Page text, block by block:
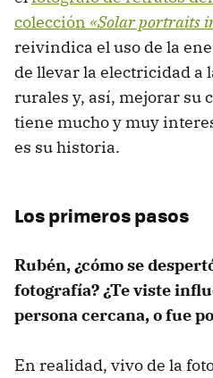
colección «Solar portraits
reivindica el uso de la
de llevar la electricidad a
rurales y, así, mejorar su
tiene mucho y muy
es su historia.
Los primeros pasos
Rubén, ¿cómo se
fotografía? ¿Te viste
persona cercana, o fue
En realidad, vivo de la